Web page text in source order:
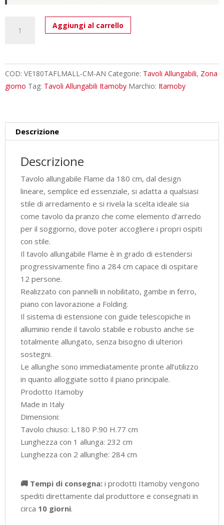
allungabile
Flame
cemento
quantità
Aggiungi al carrello
COD: VE180TAFLMALL-CM-AN Categorie: Tavoli Allungabili, Zona
giorno Tag: Tavoli Allungabili Itamoby Marchio: Itamoby
Descrizione
Descrizione
Tavolo allungabile Flame da 180 cm, dal design
lineare, semplice ed essenziale, si adatta a qualsiasi
stile di arredamento e si rivela la scelta ideale sia
come tavolo da pranzo che come elemento d’arredo
per il soggiorno, dove poter accogliere i propri ospiti
con stile.
Il tavolo allungabile Flame è in grado di estendersi
progressivamente fino a 284 cm capace di ospitare
12 persone.
Realizzato con pannelli in nobilitato, gambe in ferro,
piano con lavorazione a Folding.
Il sistema di estensione con guide telescopiche in
alluminio rende il tavolo stabile e robusto anche se
totalmente allungato, senza bisogno di ulteriori
sostegni.
Le allunghe sono immediatamente pronte all’utilizzo
in quanto alloggiate sotto il piano principale.
Prodotto Itamoby
Made in Italy
Dimensioni:
Tavolo chiuso: L.180 P.90 H.77 cm
Lunghezza con 1 allunga: 232 cm
Lunghezza con 2 allunghe: 284 cm
🚚 Tempi di consegna: i prodotti Itamoby vengono
spediti direttamente dal produttore e consegnati in
circa 10 giorni.